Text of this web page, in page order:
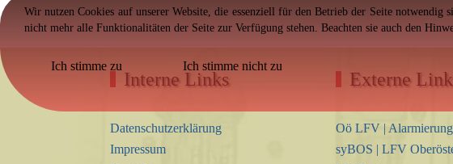
Interne Links
Datenschutzerklärung
Impressum
Externe
Oö LFV |
syBOS | LFV
Wir nutzen Cookies auf unserer Website, die essenziell für den Betrieb der Seite
nicht mehr alle Funktionalitäten der Seite zur Verfügung stehen. Beachten sie auch den
Ich stimme zu Ich stimme nicht zu